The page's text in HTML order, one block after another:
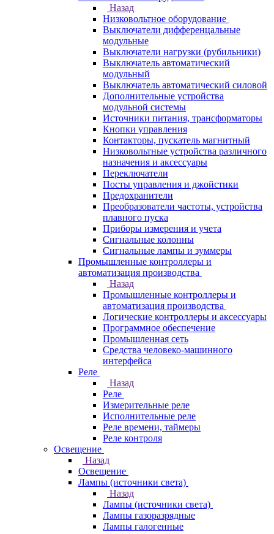
Назад
Низковольтное оборудование
Выключатели дифференцальные
модульные
Выключатели нагрузки (рубильники)
Выключатель автоматический
модульный
Выключатель автоматический силовой
Дополнительные устройства
модульной системы
Источники питания, трансформаторы
Кнопки управления
Контакторы, пускатель магнитный
Низковольтные устройства различного
назначения и аксессуары
Переключатели
Посты управления и джойстики
Предохранители
Преобразователи частоты, устройства
плавного пуска
Приборы измерения и учета
Сигнальные колонны
Сигнальные лампы и зуммеры
Промышленные контроллеры и
автоматизация производства
Назад
Промышленные контроллеры и
автоматизация производства
Логические контроллеры и аксессуары
Программное обеспечение
Промышленная сеть
Средства человеко-машинного
интерфейса
Реле
Назад
Реле
Измерительные реле
Исполнительные реле
Реле времени, таймеры
Реле контроля
Освещение
Назад
Освещение
Лампы (источники света)
Назад
Лампы (источники света)
Лампы газоразрядные
Лампы галогенные